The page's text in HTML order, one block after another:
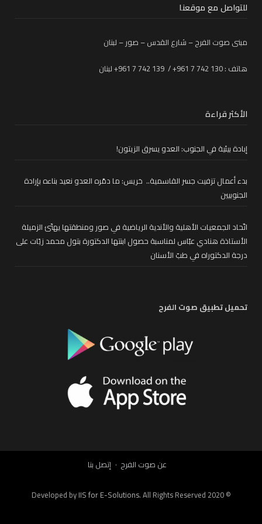
للتواصل مع موقعنا
مبنى صوت الفرح – شارع القدس – صور – لبنان
هاتف : 130 742 7 961+ / 139 742 7 961+ لبنان
الأكثر قراءة
إبادة بيئية في الجنوب: العدو يسرق الزيتون!
بدء أعمال تزفيت جسر القاسمية.. خريس: ما دمّره العدو نعيد بناءه بإرادة
الجنوبيين
اتّحاد الجمعيات الأهلية والأندية الرياضية في صور ومنطقتها يهنّئ الزميلة
الأستاذة هنادي عبّاس لمناسبة حصول ابنتها الدكتورة بتول محمد زيّات على
درجة الدكتوراه في طبّ الأسنان
تحميل تطبيق صوت الفرح
عن صوت الفرح إتصل بنا
© Developed by
IIS for E-Solutions. All Rights Reserved 2020